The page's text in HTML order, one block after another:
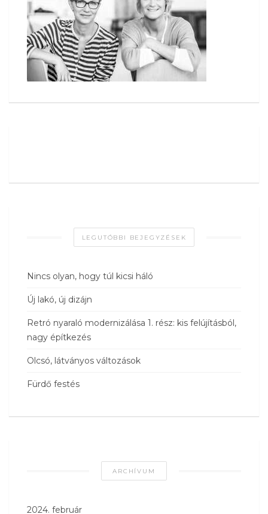
LEGUTÓBBI BEJEGYZÉSEK
Nincs olyan, hogy túl kicsi háló
Új lakó, új dizájn
Retró nyaraló modernizálása 1. rész: kis felújításból,
nagy építkezés
Olcsó, látványos változások
Fürdő festés
ARCHÍVUM
2024. február